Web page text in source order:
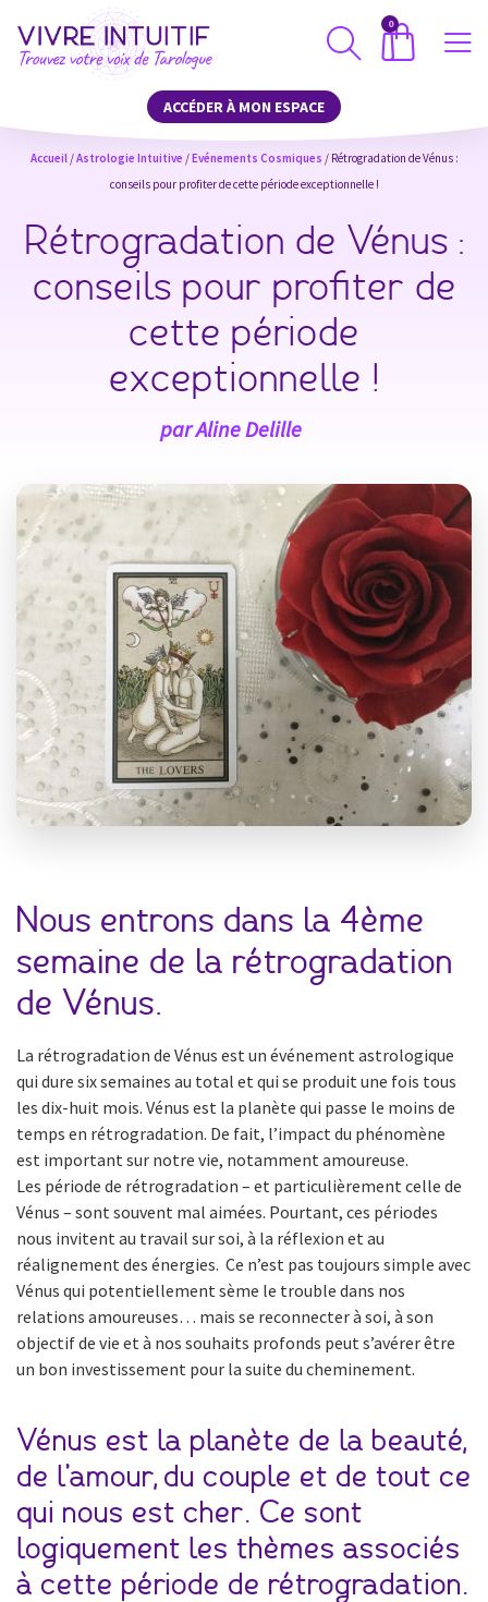
0
ACCÉDER À MON ESPACE
Accueil/Astrologie Intuitive /Evénements Cosmiques / Rétrogradation de Vénus :
conseils pour profiter de cette période exceptionnelle !
Rétrogradation de Vénus :
conseils pour profiter de
cette période
exceptionnelle !
parAline Delille
Nous entrons dans la 4ème
semaine de la rétrogradation
de Vénus.
La rétrogradation de Vénus est un événement astrologique
qui dure six semaines au total et qui se produit une fois tous
les dix-huit mois. Vénus est la planète qui passe le moins de
temps en rétrogradation. De fait, l’impact du phénomène
est important sur notre vie, notamment amoureuse.
Les période de rétrogradation – et particulièrement celle de
Vénus – sont souvent mal aimées. Pourtant, ces périodes
nous invitent au travail sur soi, à la réflexion et au
réalignement des énergies. Ce n’est pas toujours simple avec
Vénus qui potentiellement sème le trouble dans nos
relations amoureuses… mais se reconnecter à soi, à son
objectif de vie et à nos souhaits profonds peut s’avérer être
un bon investissement pour la suite du cheminement.
Vénus est la planète de la beauté,
de l’amour, du couple et de tout ce
qui nous est cher. Ce sont
logiquement les thèmes associés
à cette période de rétrogradation.